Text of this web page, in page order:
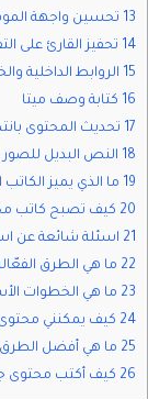
13 تحسين واجهة الموقع لتناسب الجوال
14 تحفيز القارئ على التفاعل
15 الروابط الداخلية والخارجية
16 كتابة وصف ميتا
17 تحديث المحتوى بانتظام
18 النص البديل للصور
19 ما الذي يميز الكاتب الناجح؟
20 كيف تصبح كاتب محتوى محترف؟
21 اسئلة شائعة عن اسرار كتابة المحتوي
22 ما هي الطرق الفعّالة لكتابة مقال ناجح بسرعة؟
23 ما هي الخطوات الأساسية للبدء في كتابة المحتوى؟
24 كيف يمكنني محتوى متميزًا؟
25 ما هي أفضل الطرق لكتابة محتوى متوافق مع السيو؟
26 كيف أكتب محتوى جذابًا؟